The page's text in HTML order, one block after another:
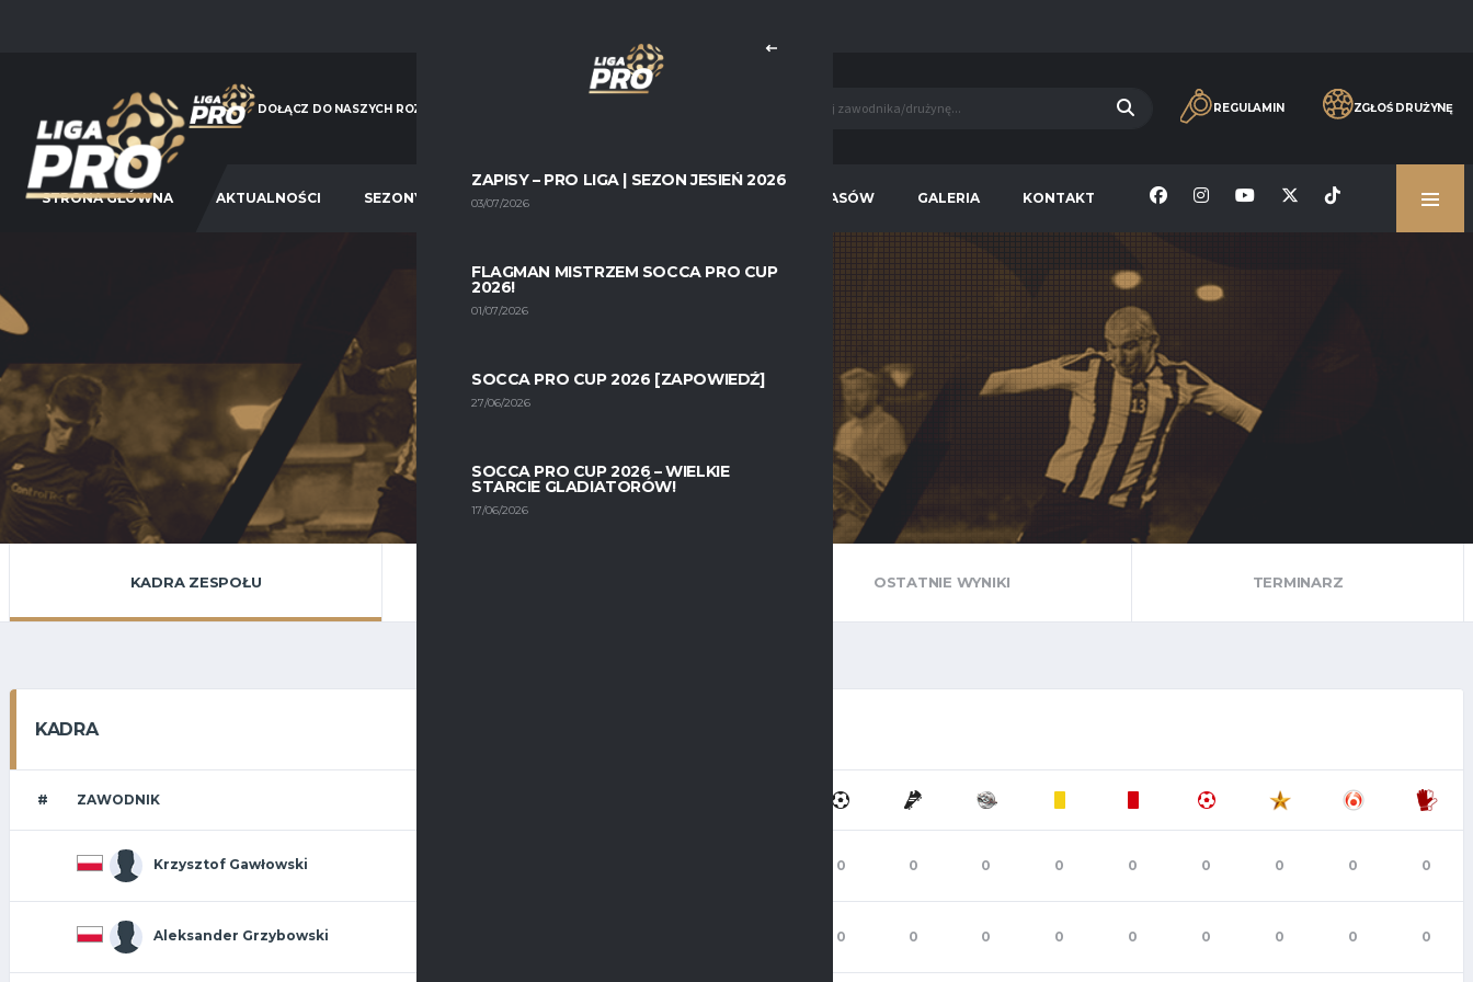
DOŁĄCZ DO NASZYCH ROZGRYWEK - KLIKNIJ TUTAJ, BY DOWIEDZIEĆ SIĘ WIĘCEJ! REGULAMIN ZGŁOŚ DRUŻYNĘ
STRONA GŁÓWNA AKTUALNOŚCI SEZONY WIOSNA 2026 STATYSTYKI WSZECH CZASÓW GALERIA KONTAKT
ZAPISY – PRO LIGA | SEZON JESIEŃ 2026
03/07/2026
FLAGMAN MISTRZEM SOCCA PRO CUP
2026!
01/07/2026
SOCCA PRO CUP 2026 [ZAPOWIEDŹ]
27/06/2026
SOCCA PRO CUP 2026 – WIELKIE
STARCIE GLADIATORÓW!
17/06/2026
WARRIORS
KADRA ZESPOŁU OSTATNIE WYNIKI TERMINARZ
KADRA
# ZAWODNIK
Krzysztof Gawłowski 0 0 0 0 0 0 0 0 0
Aleksander Grzybowski 0 0 0 0 0 0 0 0 0